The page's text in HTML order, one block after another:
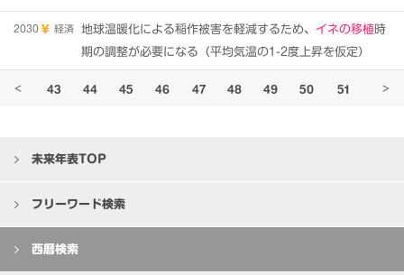
2030 経済 地球温暖化による稲作被害を軽減するため、 イネの移植時
期の調整が必要になる（平均気温の1-2度上昇を仮定）
<
42 43 44 45 46 47 48 49 50 51 52>
未来年表TOP
フリーワード検索
西暦検索